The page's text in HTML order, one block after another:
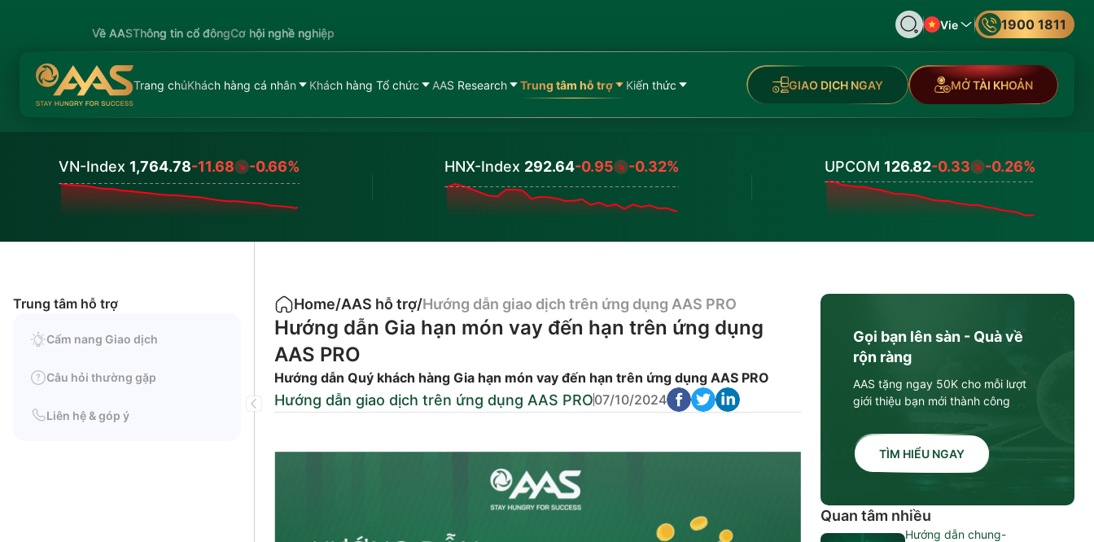
Về AASThông tin cổ đôngCơ hội nghề nghiệp
Vie 1900 1811
Trang chủKhách hàng cá nhân Khách hàng Tổ chức AAS Research Trung tâm hỗ trợ Kiến thức GIAO DỊCH NGAY MỞ TÀI KHOẢN
VN-Index 1,764.78-11.68 -0.66% HNX-Index 292.64-0.95 -0.32% UPCOM 126.82-0.33 -0.26%
Trung tâm hỗ trợ
Cẩm nang Giao dịch
Câu hỏi thường gặp
Liên hệ & góp ý
Home/AAS hỗ trợ/Hướng dẫn giao dịch trên ứng dụng AAS PRO
Hướng dẫn Gia hạn món vay đến hạn trên ứng dụng
AAS PRO
Hướng dẫn Quý khách hàng Gia hạn món vay đến hạn trên ứng dụng AAS PRO
Hướng dẫn giao dịch trên ứng dụng AAS PRO07/10/2024
Gọi bạn lên sàn - Quà về
rộn ràng
AAS tặng ngay 50K cho mỗi lượt
giới thiệu bạn mới thành công
TÌM HIỂU NGAY
Quan tâm nhiều
Hướng dẫn chung-